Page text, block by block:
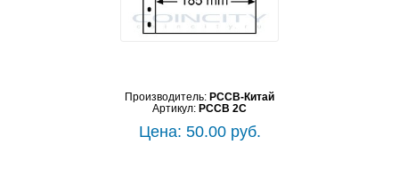
Производитель: PCCB-Китай
Артикул: PCCB 2C
Цена: 50.00 руб.